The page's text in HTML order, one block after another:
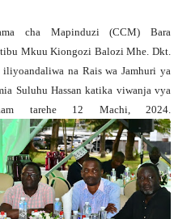
cha Mapinduzi (CCM) Bara
Mkuu Kiongozi Balozi Mhe. Dkt.
na Rais wa Jamhuri ya
Suluhu Hassan katika viwanja vya
tarehe 12 Machi, 2024.